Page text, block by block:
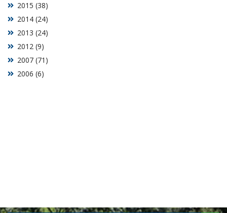
2006 (6)
2007 (71)
2012 (9)
2013 (24)
2014 (24)
2015 (38)